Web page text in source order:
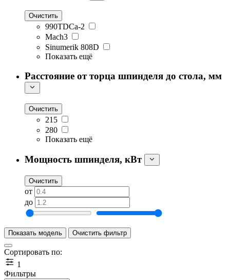
Очистить
990TDCa-2
Mach3
Sinumerik 808D
Показать ещё
Расстояние от торца шпинделя до стола, мм
Очистить
215
280
Показать ещё
Мощность шпинделя, кВт
Очистить
от
до
Показать модель Очистить фильтр
Сортировать по:
1
Фильтры